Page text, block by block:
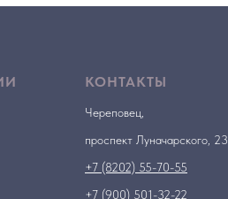
КОНТАКТЫ
Череповец,
проспект Луначарского, 23.
+7 (8202) 55-70-55
+7 (900) 501-32-22